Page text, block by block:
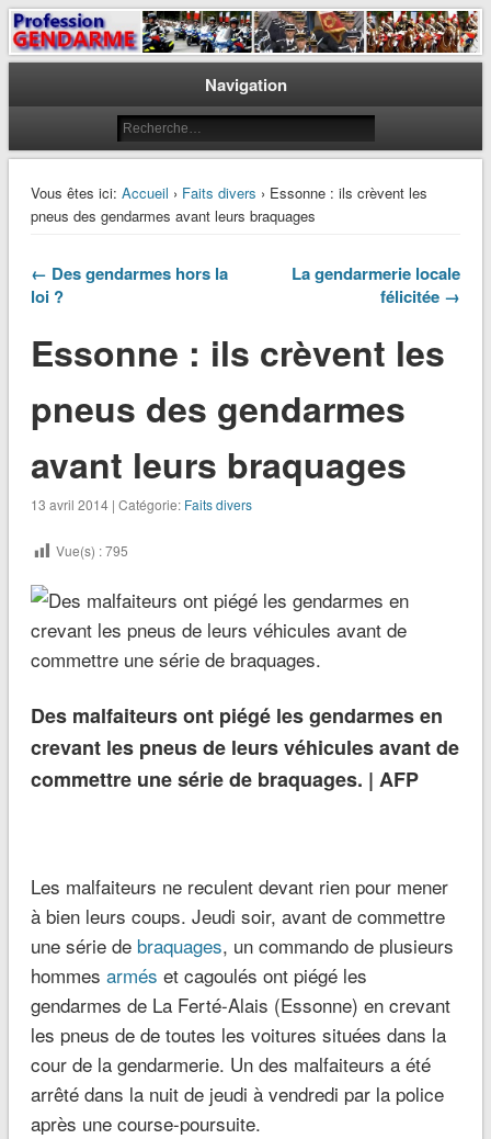
Profession Gendarme
Le journal des gendarmes
Navigation
Vous êtes ici: Accueil › Faits divers › Essonne : ils crèvent les
pneus des gendarmes avant leurs braquages
← Des gendarmes hors la
loi ?
La gendarmerie locale
félicitée →
Essonne : ils crèvent les
pneus des gendarmes
avant leurs braquages
13 avril 2014 | Catégorie: Faits divers
Vue(s) :795
Des malfaiteurs ont piégé les gendarmes en
crevant les pneus de leurs véhicules avant de
commettre une série de braquages. | AFP
Les malfaiteurs ne reculent devant rien pour mener
à bien leurs coups. Jeudi soir, avant de commettre
une série de braquages, un commando de plusieurs
hommes armés et cagoulés ont piégé les
gendarmes de La Ferté-Alais (Essonne) en crevant
les pneus de de toutes les voitures situées dans la
cour de la gendarmerie. Un des malfaiteurs a été
arrêté dans la nuit de jeudi à vendredi par la police
après une course-poursuite.